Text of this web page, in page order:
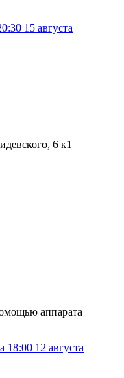
15 августа
6 к1
аппарата
18:00 12 августа